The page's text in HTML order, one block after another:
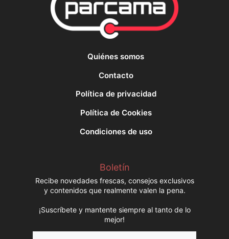
Quiénes somos
Contacto
Política de privacidad
Política de Cookies
Condiciones de uso
Boletín
Recibe novedades frescas, consejos exclusivos
y contenidos que realmente valen la pena.
¡Suscríbete y mantente siempre al tanto de lo
mejor!